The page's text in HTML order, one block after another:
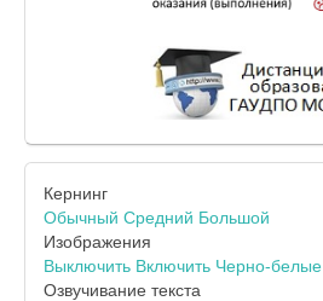
Кернинг
Обычный Средний Большой
Изображения
Выключить Включить Черно-белые
Озвучивание текста